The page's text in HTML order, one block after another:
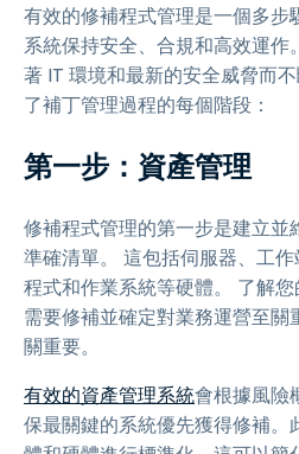
有效的修補程式管理是一個多步
系統保持安全、合規和高效運作
著 IT 環境和最新的安全威脅而
了補丁管理過程的每個階段：
第一步：資產管理
修補程式管理的第一步是建立並
準確清單。 這包括伺服器、工
程式和作業系統等硬體。 了解
需要修補並確定對業務運營至
關重要。
有效的資產管理系統會根據風險
保最關鍵的系統優先獲得修補。